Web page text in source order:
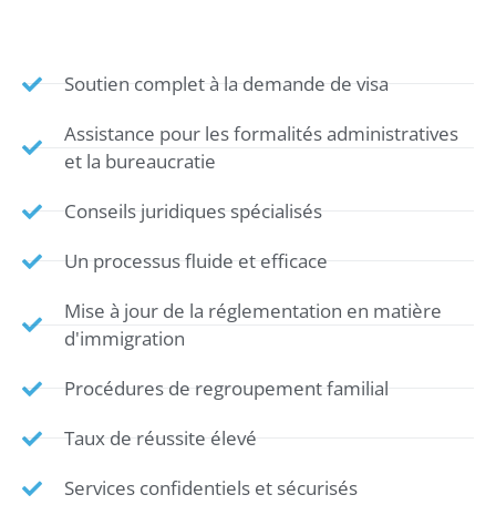
Soutien complet à la demande de visa
Assistance pour les formalités administratives
et la bureaucratie
Conseils juridiques spécialisés
Un processus fluide et efficace
Mise à jour de la réglementation en matière
d'immigration
Procédures de regroupement familial
Taux de réussite élevé
Services confidentiels et sécurisés